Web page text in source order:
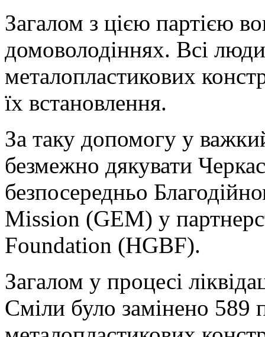
Загалом з цією партією
домоволодіннях. Всі люди
металопластикових
їх встановлення.
За таку допомогу у
безмежно дякувати
безпосередньо
Mission (GEM) у
Foundation (HGBF).
Загалом у процесі
Сміли було замінено